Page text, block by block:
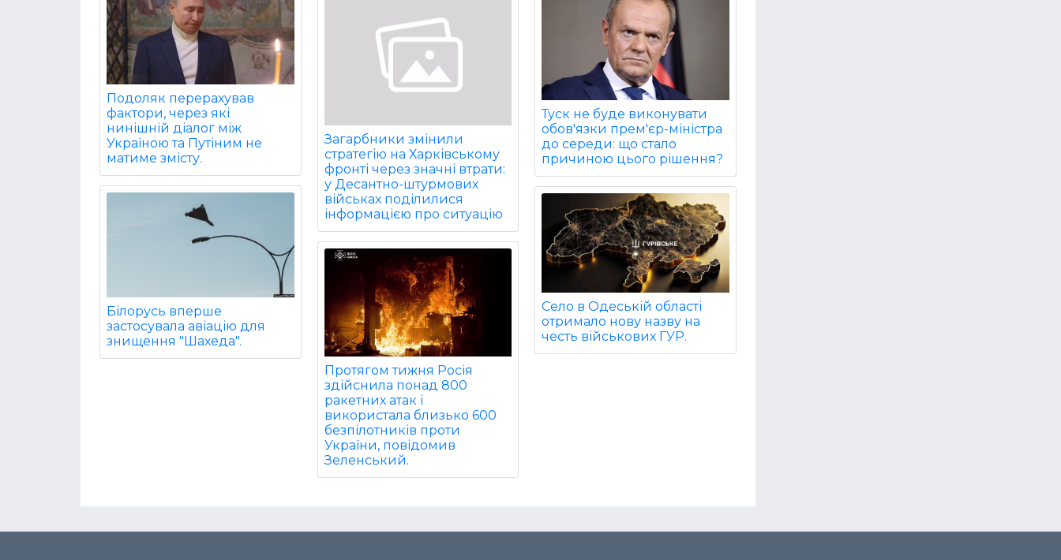
Подоляк перерахував
фактори, через які
нинішній діалог між
Україною та Путіним не
матиме змісту.
Білорусь вперше
застосувала авіацію для
знищення "Шахеда".
Загарбники змінили
стратегію на Харківському
фронті через значні втрати:
у Десантно-штурмових
військах поділилися
інформацією про ситуацію
Протягом тижня Росія
здійснила понад 800
ракетних атак і
використала близько 600
безпілотників проти
України, повідомив
Зеленський.
Туск не буде виконувати
обов'язки прем'єр-міністра
до середи: що стало
причиною цього рішення?
Село в Одеській області
отримало нову назву на
честь військових ГУР.